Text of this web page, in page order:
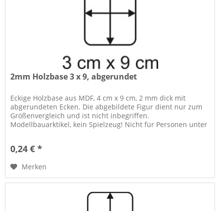
2mm Holzbase 3 x 9, abgerundet
Eckige Holzbase aus MDF, 4 cm x 9 cm, 2 mm dick mit
abgerundeten Ecken. Die abgebildete Figur dient nur zum
Größenvergleich und ist nicht inbegriffen.
Modellbauarktikel, kein Spielzeug! Nicht für Personen unter
0,24 € *
Merken